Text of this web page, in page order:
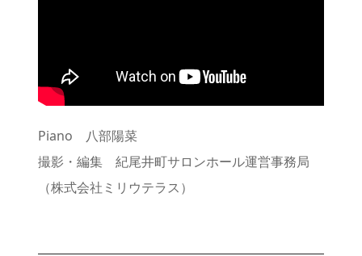
Piano 八部陽菜
撮影・編集 紀尾井町サロンホール運営事務局
（株式会社ミリウテラス）